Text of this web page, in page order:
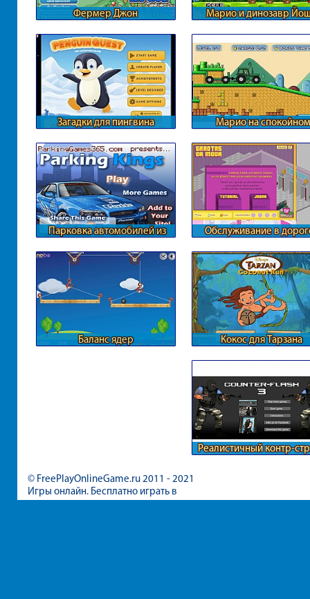
Фермер Джон Марио и динозавр
Загадки для пингвина
Марио на спокойном
Парковка автомобилей из
Обслуживание в
Баланс ядер Кокос для Тарзана
Реалистичный контр-
© FreePlayOnlineGame.ru 2011 - 2021
Игры онлайн. Бесплатно играть в
игры для девочек и мальчиков